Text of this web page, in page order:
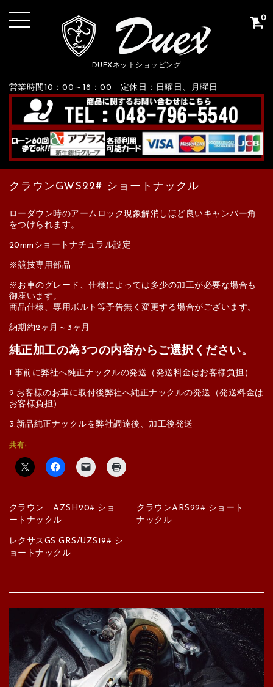
DUEXネットショッピング
営業時間10：00～18：00 定休日：日曜日、月曜日
0
クラウンGWS22# ショートナックル
ローダウン時のアームロック現象解消しほど良いキャンバー角
をつけられます。
20mmショートナチュラル設定
※競技専用部品
※お車のグレード、仕様によっては多少の加工が必要な場合も
御座います。
商品仕様、専用ボルト等予告無く変更する場合がございます。
納期約2ヶ月～3ヶ月
純正加工の為3つの内容からご選択ください。
1.事前に弊社へ純正ナックルの発送（発送料金はお客様負担）
2.お客様のお車に取付後弊社へ純正ナックルの発送（発送料金は
お客様負担）
3.新品純正ナックルを弊社調達後、加工後発送
共有:
クラウン AZSH20# ショ
ートナックル
クラウンARS22# ショート
ナックル
レクサスGS GRS/UZS19# シ
ョートナックル